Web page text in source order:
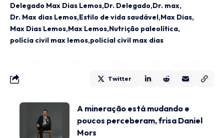
Delegado Max Dias Lemos Dr. Delegado Dr. max
Dr. Max dias Lemos Estilo de vida saudável Max Dias
Max Dias Lemos Max Lemos Nutrição paleolítica
polícia civil max lemos policial civil max dias
Twitter
A mineração está mudando e
poucos perceberam, frisa Daniel
Mors